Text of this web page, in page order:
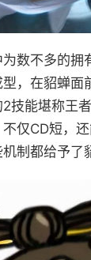
数不多的拥
，在貂蝉面
技能堪称王
仅CD短，
制都给予了